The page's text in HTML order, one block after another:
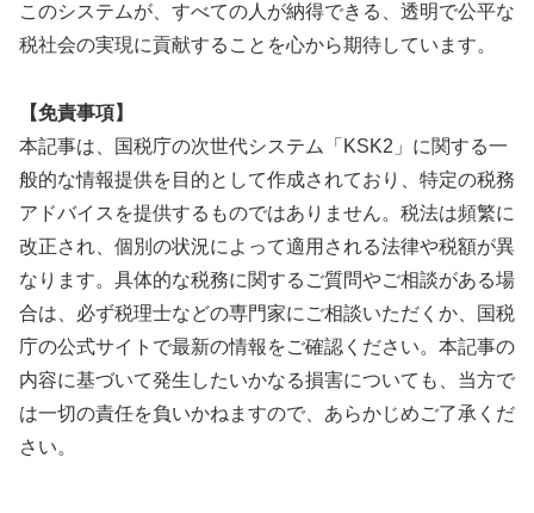
このシステムが、すべての人が納得できる、透明で公平な
税社会の実現に貢献することを心から期待しています。
【免責事項】
本記事は、国税庁の次世代システム「KSK2」に関する一
般的な情報提供を目的として作成されており、特定の税務
アドバイスを提供するものではありません。税法は頻繁に
改正され、個別の状況によって適用される法律や税額が異
なります。具体的な税務に関するご質問やご相談がある場
合は、必ず税理士などの専門家にご相談いただくか、国税
庁の公式サイトで最新の情報をご確認ください。本記事の
内容に基づいて発生したいかなる損害についても、当方で
は一切の責任を負いかねますので、あらかじめご了承くだ
さい。